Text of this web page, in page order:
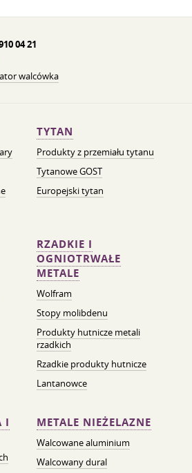
04 21
walcówka
TYTAN
Produkty z przemiału tytanu
Tytanowe GOST
Europejski tytan
RZADKIE I
OGNIOTRWAŁE
METALE
Wolfram
Stopy molibdenu
Produkty hutnicze metali
rzadkich
Rzadkie produkty hutnicze
Lantanowce
I
METALE NIEŻELAZNE
Walcowane aluminium
Walcowany dural